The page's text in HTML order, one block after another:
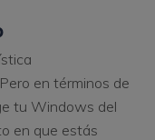
en términos de
tu Windows del
en que estás